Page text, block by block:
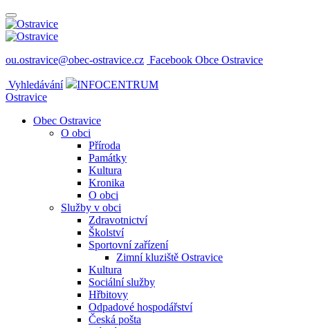
ou.ostravice@obec-ostravice.cz Facebook Obce Ostravice
Vyhledávání
INFOCENTRUM
Ostravice
Obec Ostravice
O obci
Příroda
Památky
Kultura
Kronika
O obci
Služby v obci
Zdravotnictví
Školství
Sportovní zařízení
Zimní kluziště Ostravice
Kultura
Sociální služby
Hřbitovy
Odpadové hospodářství
Česká pošta